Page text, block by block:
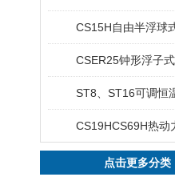
点击更多分类